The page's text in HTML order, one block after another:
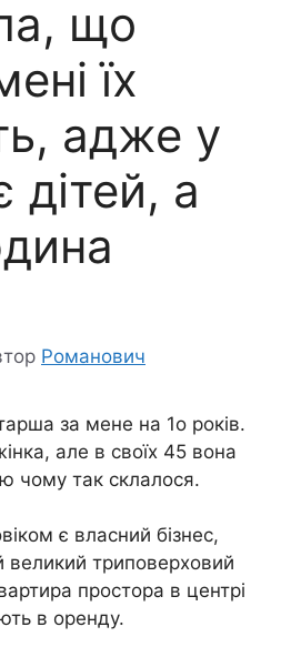
що
їх
адже у
дітей, а
Романович
за мене на 1о років.
але в своїх 45 вона
чому так склалося.
є власний бізнес,
великий триповерховий
простора в центрі
в оренду.